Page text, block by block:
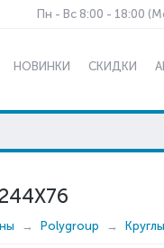
Пн - Вс 8:00 - 18:00
НОВИНКИ СКИДКИ
Polygroup